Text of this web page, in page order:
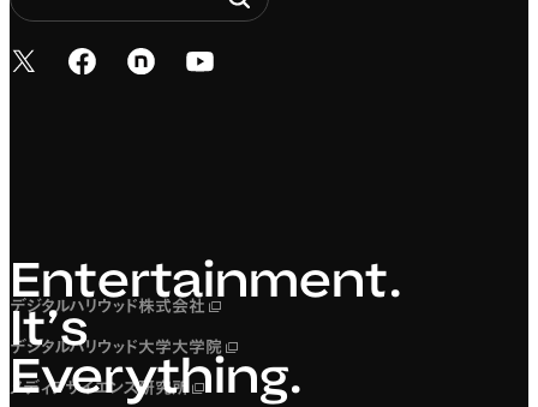
Entertainment.
It’s
Everything.
デジタルハリウッド株式会社 新しいタブで開く
デジタルハリウッド大学大学院 新しいタブで開く
メディアサイエンス研究所新しいタブで開く